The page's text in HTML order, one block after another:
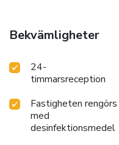
Bekvämligheter
24-
timmarsreception
Fastigheten rengörs
med
desinfektionsmedel